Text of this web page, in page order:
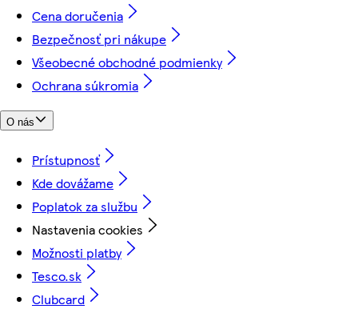
Cena doručenia
Bezpečnosť pri nákupe
Všeobecné obchodné podmienky
Ochrana súkromia
O nás
Prístupnosť
Kde dovážame
Poplatok za službu
Nastavenia cookies
Možnosti platby
Tesco.sk
Clubcard